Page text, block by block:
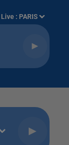
Live : PARIS